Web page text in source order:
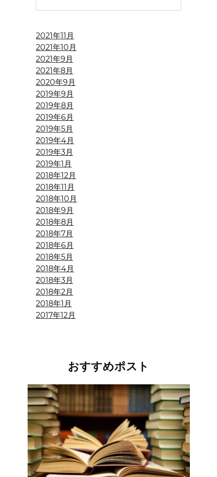
2021年11月
2021年10月
2021年9月
2021年8月
2020年9月
2019年9月
2019年8月
2019年6月
2019年5月
2019年4月
2019年3月
2019年1月
2018年12月
2018年11月
2018年10月
2018年9月
2018年8月
2018年7月
2018年6月
2018年5月
2018年4月
2018年3月
2018年2月
2018年1月
2017年12月
おすすめポスト